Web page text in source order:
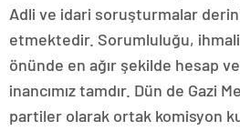
Adli ve idari soruşturmalar
etmektedir. Sorumluluğu,
önünde en ağır şekilde hesap
inancımız tamdır. Dün de Gazi
partiler olarak ortak komisyon